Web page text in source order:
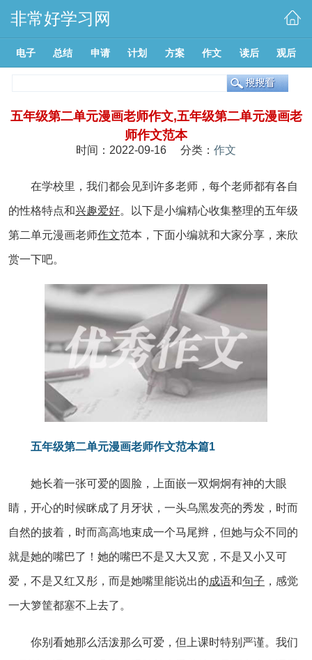
非常好学习网
电子 总结 申请 计划 方案 作文 读后 观后
五年级第二单元漫画老师作文,五年级第二单元漫画老
师作文范本
时间：2022-09-16 分类： 作文
在学校里，我们都会见到许多老师，每个老师都有各自
的性格特点和兴趣爱好。以下是小编精心收集整理的五年级
第二单元漫画老师作文范本，下面小编就和大家分享，来欣
赏一下吧。
五年级第二单元漫画老师作文范本篇1
她长着一张可爱的圆脸，上面嵌一双炯炯有神的大眼
睛，开心的时候眯成了月牙状，一头乌黑发亮的秀发，时而
自然的披着，时而高高地束成一个马尾辫，但她与众不同的
就是她的嘴巴了！她的嘴巴不是又大又宽，不是又小又可
爱，不是又红又彤，而是她嘴里能说出的成语和句子 ，感觉
一大箩筐都塞不上去了。
你别看她那么活泼那么可爱，但上课时特别严谨。我们